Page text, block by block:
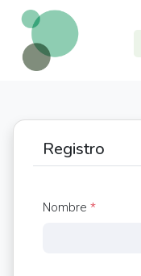
Registro
Nombre *